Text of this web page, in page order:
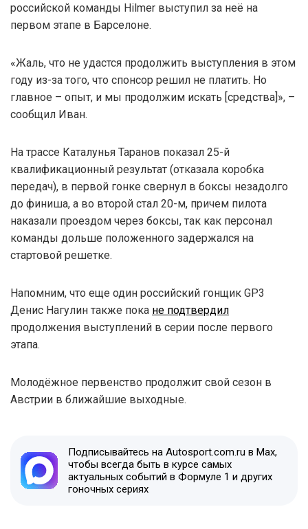
российской команды Hilmer выступил за неё на
первом этапе в Барселоне.
«Жаль, что не удастся продолжить выступления в этом
году из-за того, что спонсор решил не платить. Но
главное – опыт, и мы продолжим искать [средства]», –
сообщил Иван.
На трассе Каталунья Таранов показал 25-й
квалификационный результат (отказала коробка
передач), в первой гонке свернул в боксы незадолго
до финиша, а во второй стал 20-м, причем пилота
наказали проездом через боксы, так как персонал
команды дольше положенного задержался на
стартовой решетке.
Напомним, что еще один российский гонщик GP3
Денис Нагулин также пока не подтвердил
продолжения выступлений в серии после первого
этапа.
Молодёжное первенство продолжит свой сезон в
Австрии в ближайшие выходные.
Подписывайтесь на Autosport.com.ru в Max,
чтобы всегда быть в курсе самых
актуальных событий в Формуле 1 и других
гоночных сериях